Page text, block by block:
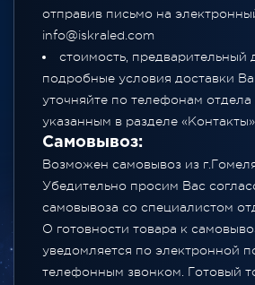
отправив письмо на
info@iskraled.com
стоимость, предварительный
подробные условия доставки
уточняйте по телефонам отдела
указанным в разделе «Контакты»
Самовывоз:
Возможен самовывоз из
Убедительно просим Вас
самовывоза со специалистом
О готовности товара к
уведомляется по электронной
телефонным звонком. Готовый